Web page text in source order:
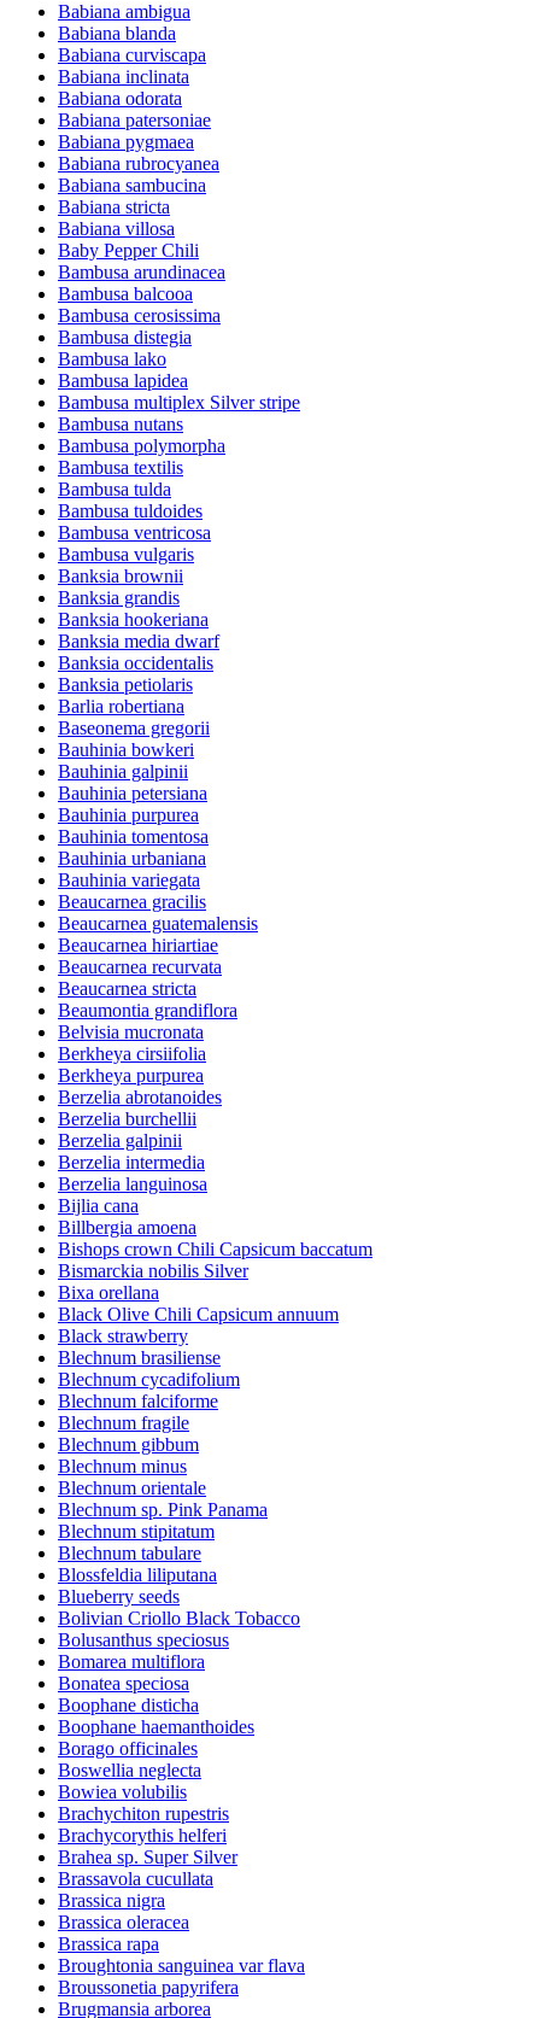
Babiana ambigua
Babiana blanda
Babiana curviscapa
Babiana inclinata
Babiana odorata
Babiana patersoniae
Babiana pygmaea
Babiana rubrocyanea
Babiana sambucina
Babiana stricta
Babiana villosa
Baby Pepper Chili
Bambusa arundinacea
Bambusa balcooa
Bambusa cerosissima
Bambusa distegia
Bambusa lako
Bambusa lapidea
Bambusa multiplex Silver stripe
Bambusa nutans
Bambusa polymorpha
Bambusa textilis
Bambusa tulda
Bambusa tuldoides
Bambusa ventricosa
Bambusa vulgaris
Banksia brownii
Banksia grandis
Banksia hookeriana
Banksia media dwarf
Banksia occidentalis
Banksia petiolaris
Barlia robertiana
Baseonema gregorii
Bauhinia bowkeri
Bauhinia galpinii
Bauhinia petersiana
Bauhinia purpurea
Bauhinia tomentosa
Bauhinia urbaniana
Bauhinia variegata
Beaucarnea gracilis
Beaucarnea guatemalensis
Beaucarnea hiriartiae
Beaucarnea recurvata
Beaucarnea stricta
Beaumontia grandiflora
Belvisia mucronata
Berkheya cirsiifolia
Berkheya purpurea
Berzelia abrotanoides
Berzelia burchellii
Berzelia galpinii
Berzelia intermedia
Berzelia languinosa
Bijlia cana
Billbergia amoena
Bishops crown Chili Capsicum baccatum
Bismarckia nobilis Silver
Bixa orellana
Black Olive Chili Capsicum annuum
Black strawberry
Blechnum brasiliense
Blechnum cycadifolium
Blechnum falciforme
Blechnum fragile
Blechnum gibbum
Blechnum minus
Blechnum orientale
Blechnum sp. Pink Panama
Blechnum stipitatum
Blechnum tabulare
Blossfeldia liliputana
Blueberry seeds
Bolivian Criollo Black Tobacco
Bolusanthus speciosus
Bomarea multiflora
Bonatea speciosa
Boophane disticha
Boophane haemanthoides
Borago officinales
Boswellia neglecta
Bowiea volubilis
Brachychiton rupestris
Brachycorythis helferi
Brahea sp. Super Silver
Brassavola cucullata
Brassica nigra
Brassica oleracea
Brassica rapa
Broughtonia sanguinea var flava
Broussonetia papyrifera
Brugmansia arborea